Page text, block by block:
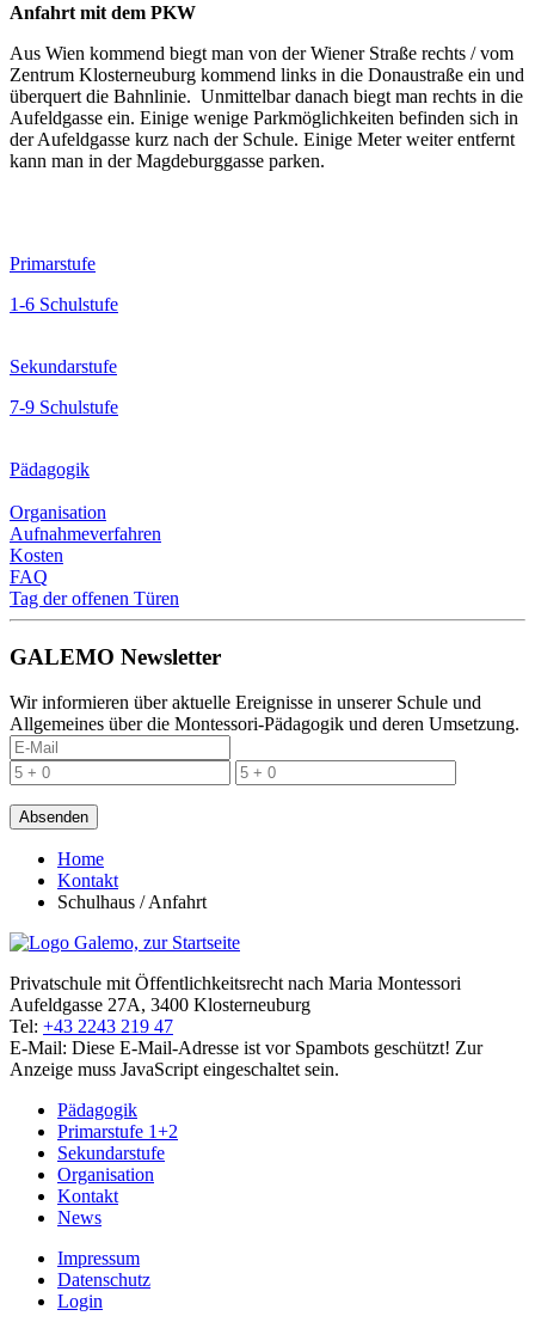
Anfahrt mit dem PKW
Aus Wien kommend biegt man von der Wiener Straße rechts / vom
Zentrum Klosterneuburg kommend links in die Donaustraße ein und
überquert die Bahnlinie. Unmittelbar danach biegt man rechts in die
Aufeldgasse ein. Einige wenige Parkmöglichkeiten befinden sich in
der Aufeldgasse kurz nach der Schule. Einige Meter weiter entfernt
kann man in der Magdeburggasse parken.
Primarstufe
1-6 Schulstufe
Sekundarstufe
7-9 Schulstufe
Pädagogik
Organisation
Aufnahmeverfahren
Kosten
FAQ
Tag der offenen Türen
GALEMO Newsletter
Wir informieren über aktuelle Ereignisse in unserer Schule und
Allgemeines über die Montessori-Pädagogik und deren Umsetzung.
Absenden
Home
Kontakt
Schulhaus / Anfahrt
Privatschule mit Öffentlichkeitsrecht nach Maria Montessori
Aufeldgasse 27A, 3400 Klosterneuburg
Tel: +43 2243 219 47
E-Mail: Diese E-Mail-Adresse ist vor Spambots geschützt! Zur
Anzeige muss JavaScript eingeschaltet sein.
Pädagogik
Primarstufe 1+2
Sekundarstufe
Organisation
Kontakt
News
Impressum
Datenschutz
Login